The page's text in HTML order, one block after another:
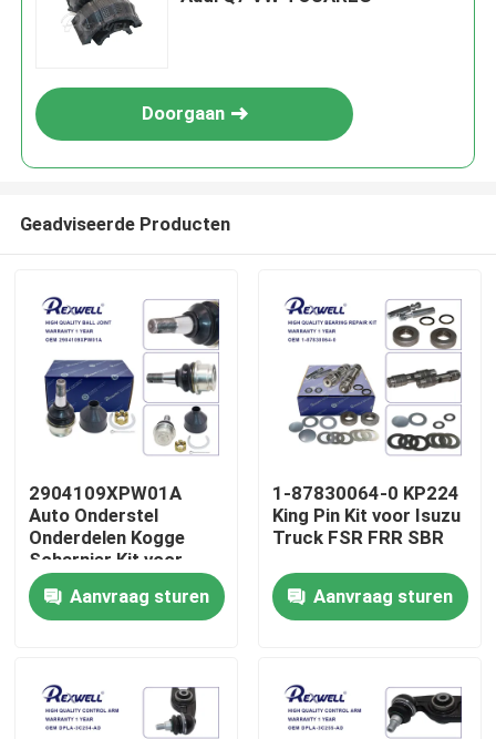
Huis
Video's
Doorgaan
Geadviseerde Producten
2904109XPW01A
Auto Onderstel
Onderdelen Kogge
Scharnier Kit voor
Great Wall
Aanvraag sturen
1-87830064-0 KP224
King Pin Kit voor Isuzu
Truck FSR FRR SBR
Aanvraag sturen